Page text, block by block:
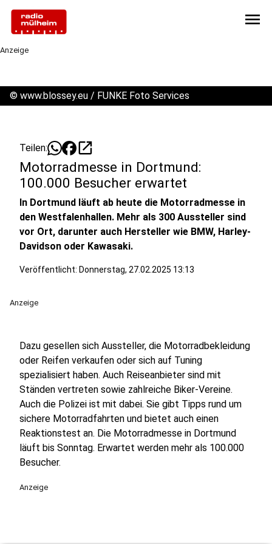
menu
Anzeige
© www.blossey.eu / FUNKE Foto Services
Teilen: open_in_new
Motorradmesse in Dortmund:
100.000 Besucher erwartet
In Dortmund läuft ab heute die Motorradmesse in
den Westfalenhallen. Mehr als 300 Aussteller sind
vor Ort, darunter auch Hersteller wie BMW, Harley-
Davidson oder Kawasaki.
Veröffentlicht: Donnerstag, 27.02.2025 13:13
Anzeige
Dazu gesellen sich Aussteller, die Motorradbekleidung
oder Reifen verkaufen oder sich auf Tuning
spezialisiert haben. Auch Reiseanbieter sind mit
Ständen vertreten sowie zahlreiche Biker-Vereine.
Auch die Polizei ist mit dabei. Sie gibt Tipps rund um
sichere Motorradfahrten und bietet auch einen
Reaktionstest an. Die Motorradmesse in Dortmund
läuft bis Sonntag. Erwartet werden mehr als 100.000
Besucher.
Anzeige